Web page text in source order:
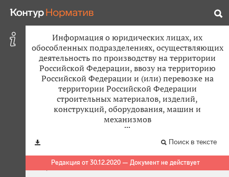
Информация о юридических лицах, их
обособленных подразделениях, осуществляющих
деятельность по производству на территории
Российской Федерации, ввозу на территорию
Российской Федерации и (или) перевозке на
территории Российской Федерации
строительных материалов, изделий,
конструкций, оборудования, машин и
механизмов
Поиск в тексте
Редакция от 30.12.2020 — Документ не действует
Примечание: